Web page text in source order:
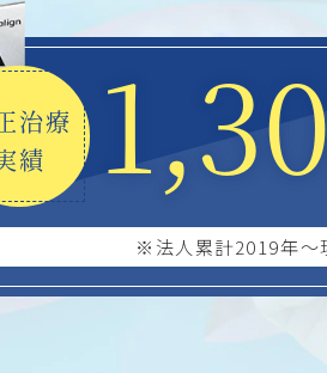
治療
績
※法人累計2019年～